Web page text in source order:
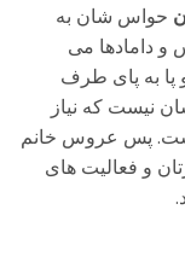
حواس شان به
و دامادها می
پا به پای طرف
نیست که نیاز
است. پس عروس خانم
و فعالیت های